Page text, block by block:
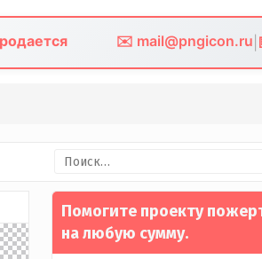
✉️ mail@pngicon.ru
Найти:
Помогите проекту
на любую сумму.